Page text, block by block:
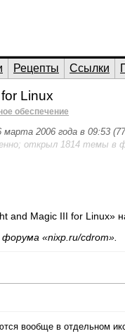
Рецепты Ссылки
Linux
обеспечение
марта 2006 года в 09:53
открыл 1814 темы в
and Magic III for Linux»
«nixp.ru/cdrom».
вообще в отдельном